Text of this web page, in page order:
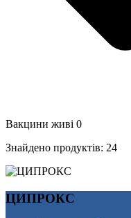
Вакцини живі 0
Знайдено продуктів: 24
ЦИПРОКС